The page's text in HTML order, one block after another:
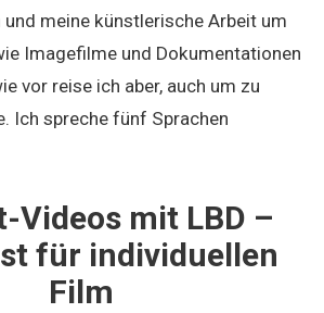
meine künstlerische Arbeit um
Imagefilme und Dokumentationen
vor reise ich aber, auch um zu
Ich spreche fünf Sprachen
Videos mit LBD –
für individuellen
Film